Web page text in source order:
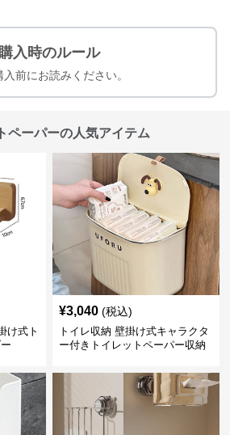
購入時のルール
入前にお読みください。
ペーパーの人気アイテム
け式ト
¥3,040 (税込)
トイレ収納 壁掛け式キャラクタ
ー付きトイレットペーパー収納